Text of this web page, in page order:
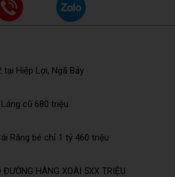
Hiệp Lợi, Ngã Bảy
cũ 680 triệu
Răng bé chỉ 1 tỷ 460 triệu
HÀNG XOÀI 5XX TRIỆU